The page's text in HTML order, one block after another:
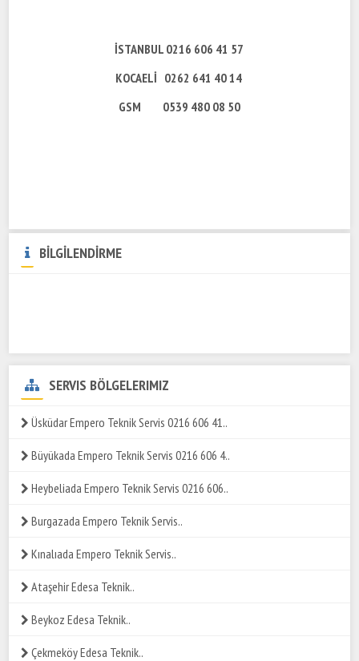
İSTANBUL 0216 606 41 57
KOCAELİ 0262 641 40 14
GSM 0539 480 08 50
BİLGİLENDİRME
SERVIS BÖLGELERIMIZ
Üsküdar Empero Teknik Servis 0216 606 41..
Büyükada Empero Teknik Servis 0216 606 4..
Heybeliada Empero Teknik Servis 0216 606..
Burgazada Empero Teknik Servis..
Kınalıada Empero Teknik Servis..
Ataşehir Edesa Teknik..
Beykoz Edesa Teknik..
Çekmeköy Edesa Teknik..